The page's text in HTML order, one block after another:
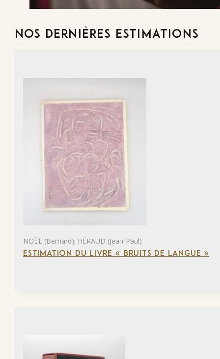
NOS DERNIÈRES ESTIMATIONS
NOËL (Bernard); HÉRAUD (Jean-Paul)
ESTIMATION DU LIVRE « BRUITS DE LANGUE »